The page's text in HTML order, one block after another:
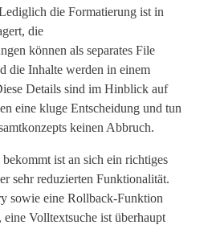
die Formatierung ist in
die
können als separates File
die Inhalte werden in einem
Details sind im Hinblick auf
eine kluge Entscheidung und tun
keinen Abbruch.
ist an sich ein richtiges
sehr reduzierten Funktionalität.
sowie eine Rollback-Funktion
eine Volltextsuche ist überhaupt